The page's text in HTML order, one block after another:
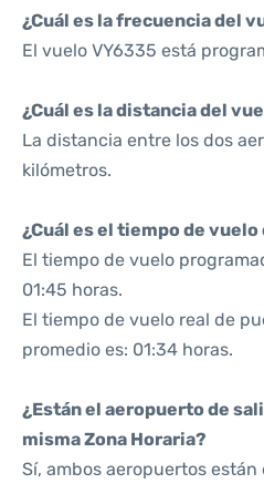
¿Cuál es la frecuencia del
El vuelo VY6335 está
¿Cuál es la distancia del
La distancia entre los dos
kilómetros.
¿Cuál es el tiempo de
El tiempo de vuelo
01:45 horas.
El tiempo de vuelo real de
promedio es: 01:34 horas.
¿Están el aeropuerto de
misma Zona Horaria?
Sí, ambos aeropuertos están